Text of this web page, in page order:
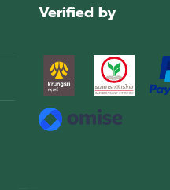
Verified by